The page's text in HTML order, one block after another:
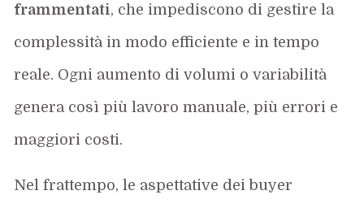
frammentati, che impediscono di gestire la
complessità in modo efficiente e in tempo
reale. Ogni aumento di volumi o variabilità
genera così più lavoro manuale, più errori e
maggiori costi.
Nel frattempo, le aspettative dei buyer